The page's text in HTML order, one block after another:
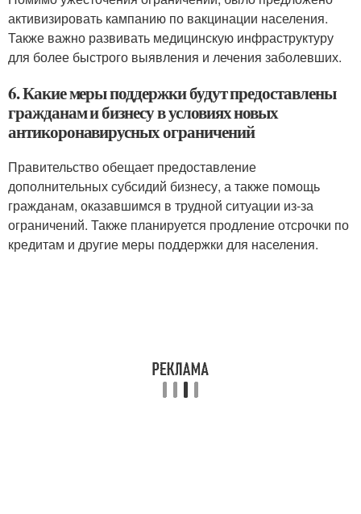
активизировать кампанию по вакцинации населения.
Также важно развивать медицинскую инфраструктуру
для более быстрого выявления и лечения заболевших.
6. Какие меры поддержки будут предоставлены
гражданам и бизнесу в условиях новых
антикоронавирусных ограничений
Правительство обещает предоставление
дополнительных субсидий бизнесу, а также помощь
гражданам, оказавшимся в трудной ситуации из-за
ограничений. Также планируется продление отсрочки по
кредитам и другие меры поддержки для населения.